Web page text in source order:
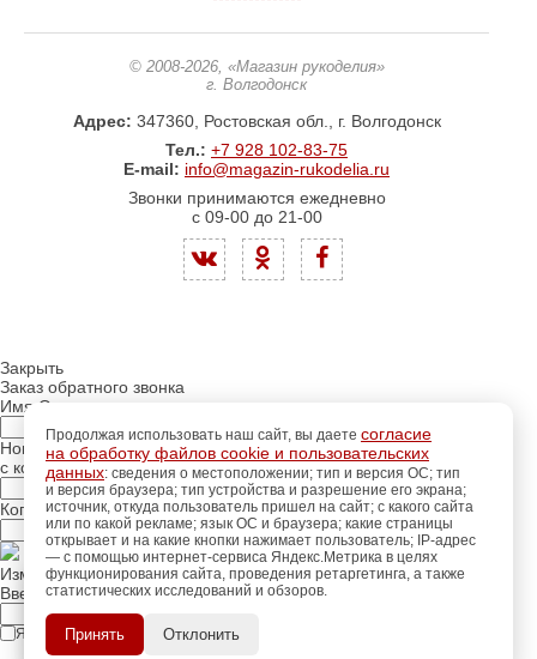
© 2008-2026, «Магазин рукоделия»
г. Волгодонск
Адрес: 347360, Ростовская обл., г. Волгодонск
Тел.: +7 928 102-83-75
E-mail: info@magazin-rukodelia.ru
Звонки принимаются ежедневно
с 09-00 до 21-00
Продолжая использовать наш сайт, вы даете согласие
на обработку файлов cookie и пользовательских
данных: сведения о местоположении; тип и версия ОС; тип
и версия браузера; тип устройства и разрешение его экрана;
источник, откуда пользователь пришел на сайт; с какого сайта
или по какой рекламе; язык ОС и браузера; какие страницы
открывает и на какие кнопки нажимает пользователь; IP-адрес
— с помощью интернет-сервиса Яндекс.Метрика в целях
функционирования сайта, проведения ретаргетинга, а также
статистических исследований и обзоров.
Принять Отклонить
Закрыть
Заказ обратного звонка
Имя Отчество:
Номер телефона:
с кодом города
Когда позвонить?
Изменить число
Введите текст с картинки:
Я принимаю условия политики конфиденциальности
Пройдитерегистрацию для
использования
дополнительных возможностей